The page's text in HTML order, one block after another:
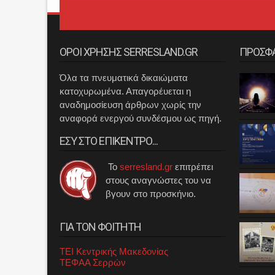
ΟΡΟΙ ΧΡΗΣΗΣ SERRESLAND.GR
Όλα τα πνευματικά δικαιώματα
κατοχυρωμένα. Απαγορέυεται η
αναδημοσίευση άρθρων χωρίς την
αναφορά ενεργού συνδέσμου ως πηγή.
ΕΣΥ ΣΤΟ ΕΠΙΚΕΝΤΡΟ...
Το serresland.gr επιτρέπει
στους αναγνώστες του να
βγουν στο προσκήνιο.
ΓΙΑ ΤΟΝ ΦΟΙΤΗΤΗ
ΤΕΙ Κεντρικής Μακεδονίας
ΤΕΦΑΑ Σερρών